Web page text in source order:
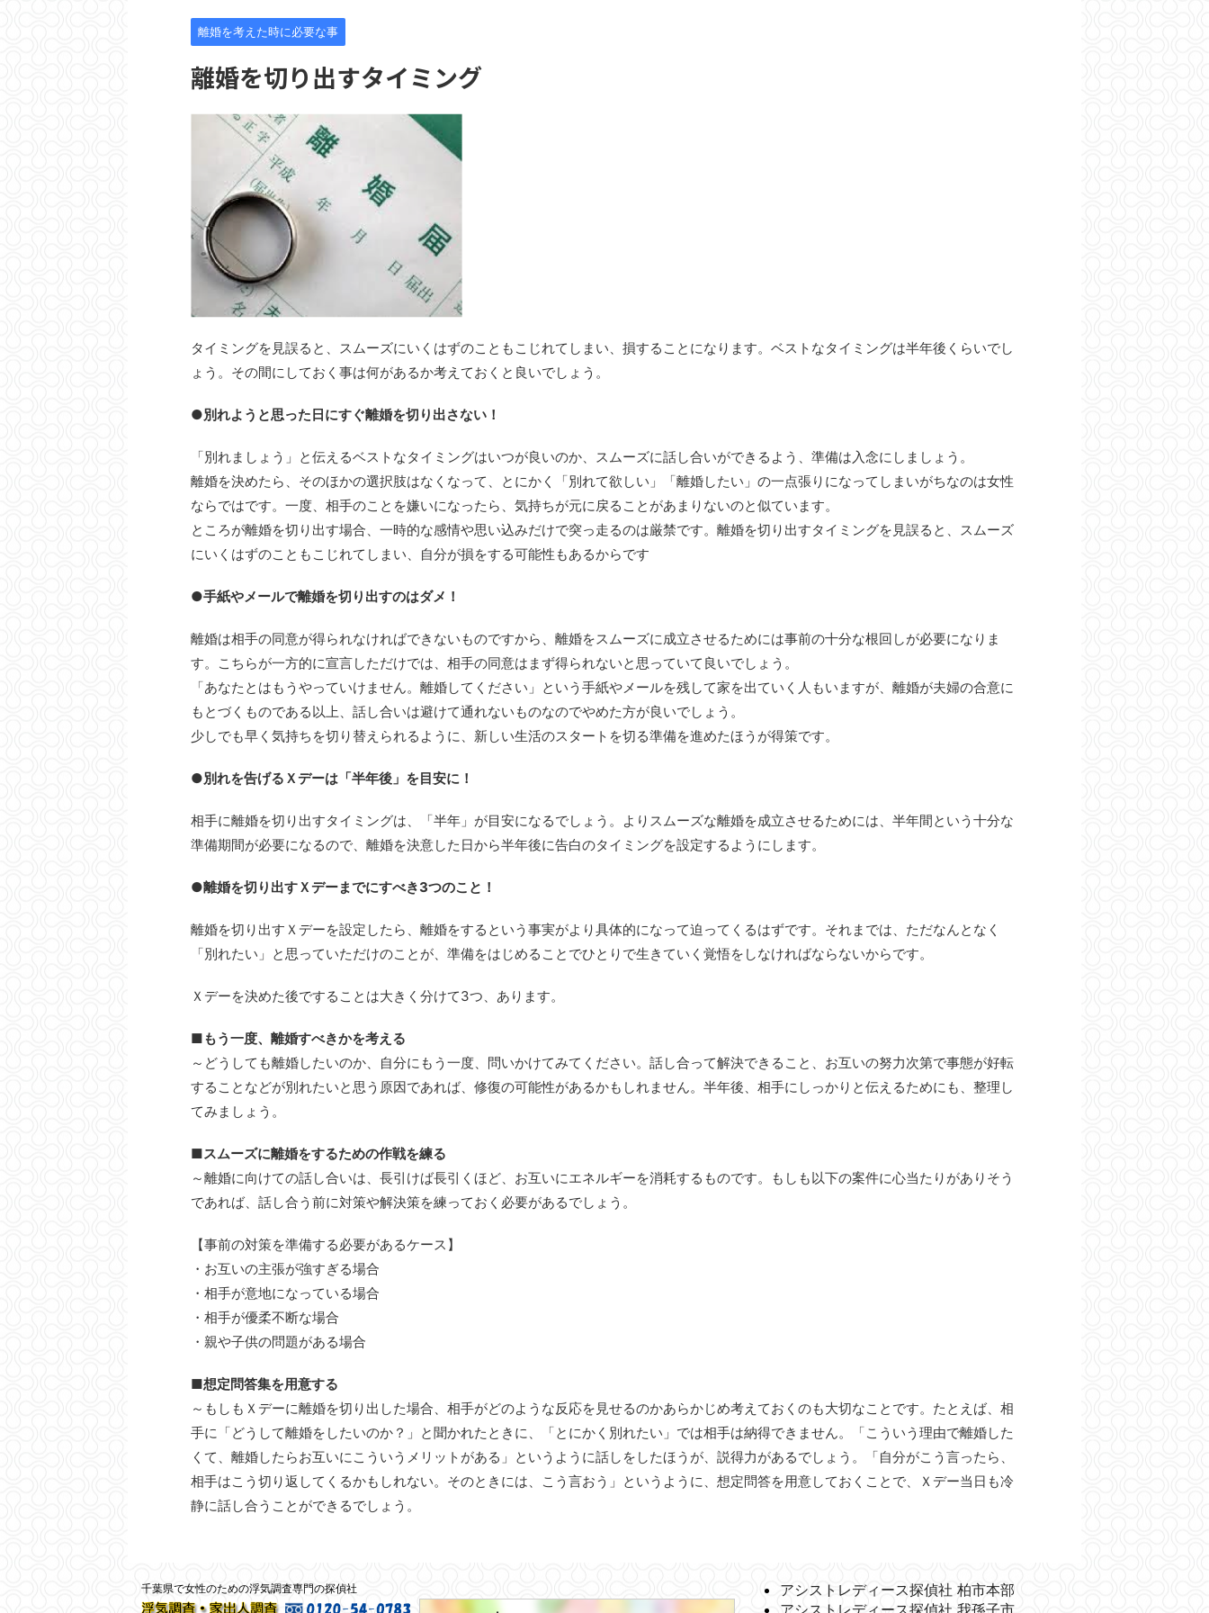
離婚を考えた時に必要な事
離婚を切り出すタイミング
タイミングを見誤ると、スムーズにいくはずのこともこじれてしまい、損することになります。ベストなタイミングは半年後くらいでし
ょう。その間にしておく事は何があるか考えておくと良いでしょう。
●別れようと思った日にすぐ離婚を切り出さない！
「別れましょう」と伝えるベストなタイミングはいつが良いのか、スムーズに話し合いができるよう、準備は入念にしましょう。
離婚を決めたら、そのほかの選択肢はなくなって、とにかく「別れて欲しい」「離婚したい」の一点張りになってしまいがちなのは女性
ならではです。一度、相手のことを嫌いになったら、気持ちが元に戻ることがあまりないのと似ています。
ところが離婚を切り出す場合、一時的な感情や思い込みだけで突っ走るのは厳禁です。離婚を切り出すタイミングを見誤ると、スムーズ
にいくはずのこともこじれてしまい、自分が損をする可能性もあるからです
●手紙やメールで離婚を切り出すのはダメ！
離婚は相手の同意が得られなければできないものですから、離婚をスムーズに成立させるためには事前の十分な根回しが必要になりま
す。こちらが一方的に宣言しただけでは、相手の同意はまず得られないと思っていて良いでしょう。
「あなたとはもうやっていけません。離婚してください」という手紙やメールを残して家を出ていく人もいますが、離婚が夫婦の合意に
もとづくものである以上、話し合いは避けて通れないものなのでやめた方が良いでしょう。
少しでも早く気持ちを切り替えられるように、新しい生活のスタートを切る準備を進めたほうが得策です。
●別れを告げるＸデーは「半年後」を目安に！
相手に離婚を切り出すタイミングは、「半年」が目安になるでしょう。よりスムーズな離婚を成立させるためには、半年間という十分な
準備期間が必要になるので、離婚を決意した日から半年後に告白のタイミングを設定するようにします。
●離婚を切り出すＸデーまでにすべき3つのこと！
離婚を切り出すＸデーを設定したら、離婚をするという事実がより具体的になって迫ってくるはずです。それまでは、ただなんとなく
「別れたい」と思っていただけのことが、準備をはじめることでひとりで生きていく覚悟をしなければならないからです。
Ｘデーを決めた後ですることは大きく分けて3つ、あります。
■もう一度、離婚すべきかを考える
～どうしても離婚したいのか、自分にもう一度、問いかけてみてください。話し合って解決できること、お互いの努力次第で事態が好転
することなどが別れたいと思う原因であれば、修復の可能性があるかもしれません。半年後、相手にしっかりと伝えるためにも、整理し
てみましょう。
■スムーズに離婚をするための作戦を練る
～離婚に向けての話し合いは、長引けば長引くほど、お互いにエネルギーを消耗するものです。もしも以下の案件に心当たりがありそう
であれば、話し合う前に対策や解決策を練っておく必要があるでしょう。
【事前の対策を準備する必要があるケース】
・お互いの主張が強すぎる場合
・相手が意地になっている場合
・相手が優柔不断な場合
・親や子供の問題がある場合
■想定問答集を用意する
～もしもＸデーに離婚を切り出した場合、相手がどのような反応を見せるのかあらかじめ考えておくのも大切なことです。たとえば、相
手に「どうして離婚をしたいのか？」と聞かれたときに、「とにかく別れたい」では相手は納得できません。「こういう理由で離婚した
くて、離婚したらお互いにこういうメリットがある」というように話しをしたほうが、説得力があるでしょう。「自分がこう言ったら、
相手はこう切り返してくるかもしれない。そのときには、こう言おう」というように、想定問答を用意しておくことで、Ｘデー当日も冷
静に話し合うことができるでしょう。
アシストレディース探偵社 柏市本部
アシストレディース探偵社 我孫子市
千葉県で女性のための浮気調査専門の探偵社